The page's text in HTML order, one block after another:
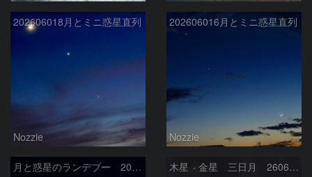
202606018月とミニ惑星直列
Nozzie
202606016月とミニ惑星直列
Nozzie
月と惑星のランデブー 2026/06/19 木星 金星 三日月 260618